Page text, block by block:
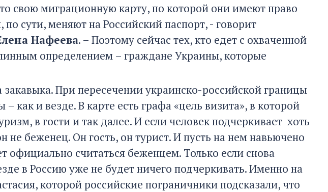
свою миграционную карту, по которой они имеют право
сути, меняют на Российский паспорт, - говорит
Нафеева. – Поэтому сейчас тех, кто едет с охваченной
определением – граждане Украины, которые
При пересечении украинско-российской границы
как и везде. В карте есть графа «цель визита», в которой
в гости и так далее. И если человек подчеркивает хоть
не беженец. Он гость, он турист. И пусть на нем навьючено
официально считаться беженцем. Только если снова
в Россию уже не будет ничего подчеркивать. Именно на
которой российские пограничники подсказали, что